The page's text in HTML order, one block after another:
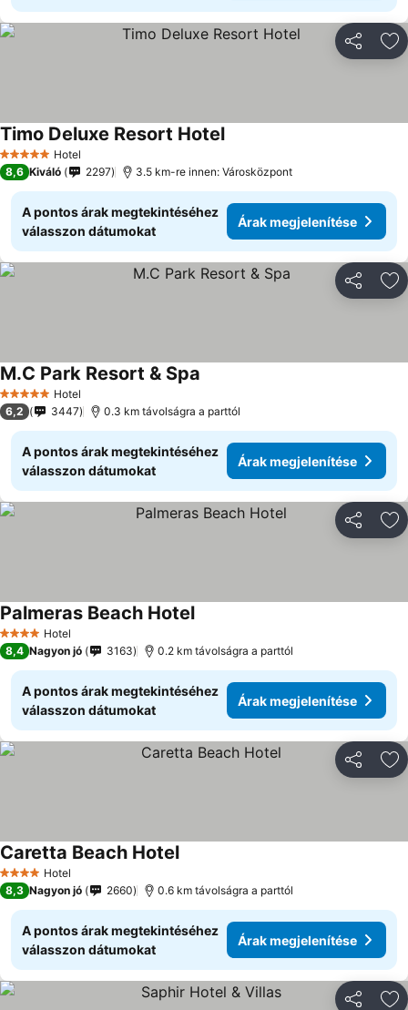
5 KategóriaHotel
Timo Deluxe Resort Hotel
8,6 Kiváló 2297 3.5 km-re innen: Városközpont
A pontos árak megtekintéséhez
válasszon dátumokat
Árak megjelenítése
5 KategóriaHotel
M.C Park Resort & Spa
6,2 3447 0.3 km távolságra a parttól
A pontos árak megtekintéséhez
válasszon dátumokat
Árak megjelenítése
4 KategóriaHotel
Palmeras Beach Hotel
8,4 Nagyon jó 3163 0.2 km távolságra a parttól
A pontos árak megtekintéséhez
válasszon dátumokat
Árak megjelenítése
4 KategóriaHotel
Caretta Beach Hotel
8,3 Nagyon jó 2660 0.6 km távolságra a parttól
A pontos árak megtekintéséhez
válasszon dátumokat
Árak megjelenítése